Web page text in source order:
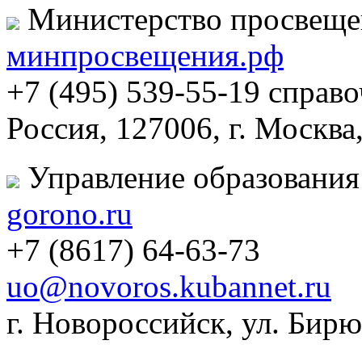
Министерство
минпросвещения.рф
+7 (495) 539-55-19
Россия, 127006, г.
Управление
gorono.ru
+7 (8617) 64-63-73
uo@novoros.kubannet.ru
г. Новороссийск, ул.